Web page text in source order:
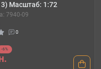
Масштаб: 1:72
7940-09
0
-6%